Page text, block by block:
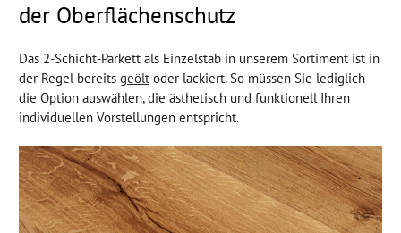
der Oberflächenschutz
Das 2-Schicht-Parkett als Einzelstab in unserem Sortiment ist in
der Regel bereits geölt oder lackiert. So müssen Sie lediglich
die Option auswählen, die ästhetisch und funktionell Ihren
individuellen Vorstellungen entspricht.